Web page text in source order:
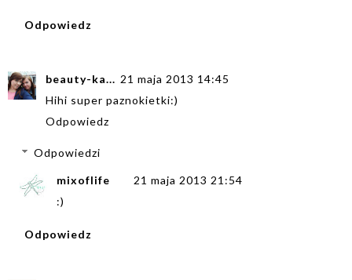
Odpowiedz
beauty-ka... 21 maja 2013 14:45
Hihi super paznokietki:)
Odpowiedz
Odpowiedzi
mixoflife
21 maja 2013 21:54
:)
Odpowiedz